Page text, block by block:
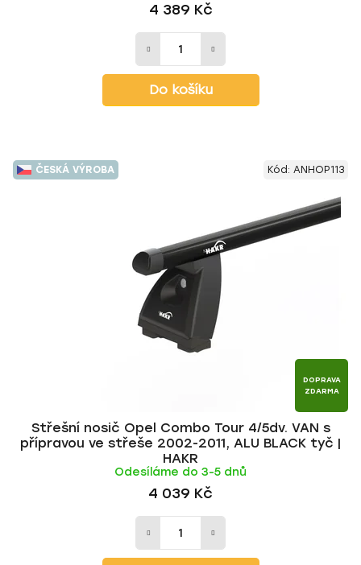
4 389 Kč
Do košíku
ČESKÁ VÝROBA
DOPRAVA
ZDARMA
Střešní nosič Opel Combo Tour 4/5dv. VAN s
přípravou ve střeše 2002-2011, ALU BLACK tyč |
HAKR
Odesíláme do 3-5 dnů
4 039 Kč
Kód: ANHOP113